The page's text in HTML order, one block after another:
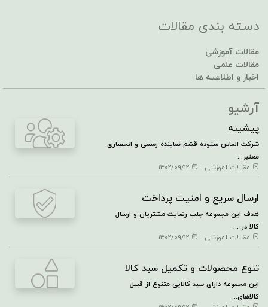
دسته بندی مقالات
مقالات آموزشی
مقالات علمی
اخبار و اطلاعیه ها
آرشیو
پیشینه
شرکت الماس ستوده قشم نماینده رسمی و انحصاری
معتبر...
1402/09/12
مقالات آموزشی
ارسال سریع و امنیت پرداخت
هدف این مجموعه جلب رضایت مشتریان و ارسال
کالا در ...
1402/09/12
مقالات آموزشی
تنوع محصولات و تکمیل سبد کالا
این مجموعه دارای سبد کالایی متنوع از قبیل
کالاهای...